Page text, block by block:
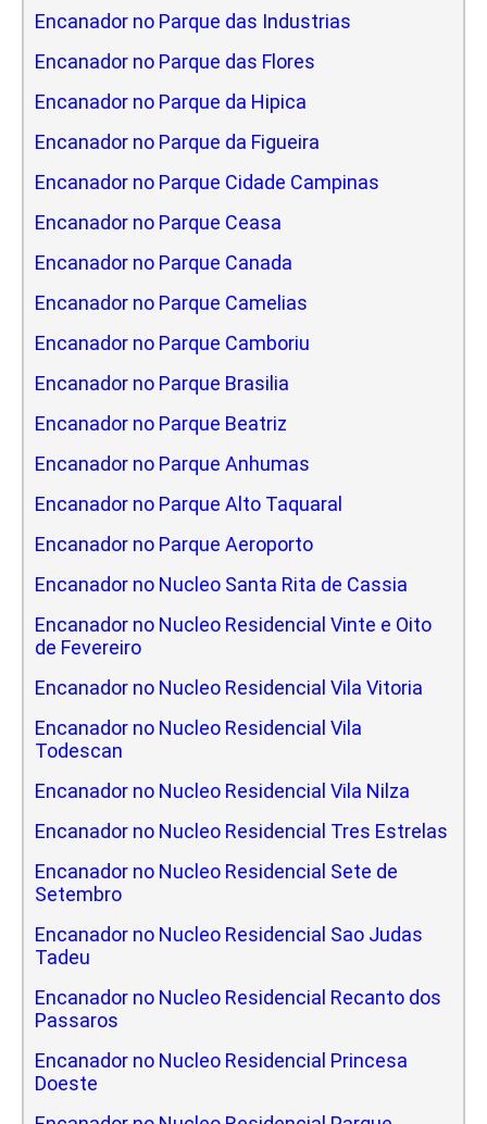
Encanador no Parque das Industrias
Encanador no Parque das Flores
Encanador no Parque da Hipica
Encanador no Parque da Figueira
Encanador no Parque Cidade Campinas
Encanador no Parque Ceasa
Encanador no Parque Canada
Encanador no Parque Camelias
Encanador no Parque Camboriu
Encanador no Parque Brasilia
Encanador no Parque Beatriz
Encanador no Parque Anhumas
Encanador no Parque Alto Taquaral
Encanador no Parque Aeroporto
Encanador no Nucleo Santa Rita de Cassia
Encanador no Nucleo Residencial Vinte e Oito
de Fevereiro
Encanador no Nucleo Residencial Vila Vitoria
Encanador no Nucleo Residencial Vila
Todescan
Encanador no Nucleo Residencial Vila Nilza
Encanador no Nucleo Residencial Tres Estrelas
Encanador no Nucleo Residencial Sete de
Setembro
Encanador no Nucleo Residencial Sao Judas
Tadeu
Encanador no Nucleo Residencial Recanto dos
Passaros
Encanador no Nucleo Residencial Princesa
Doeste